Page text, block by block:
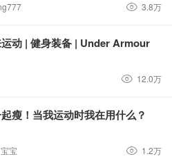
3.8万
动 | 健身装备 | Under Armour
12.0万
瘦！当我运动时我在用什么？
宝 1.2万